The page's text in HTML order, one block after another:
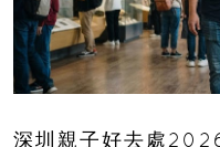
深圳親子好去處